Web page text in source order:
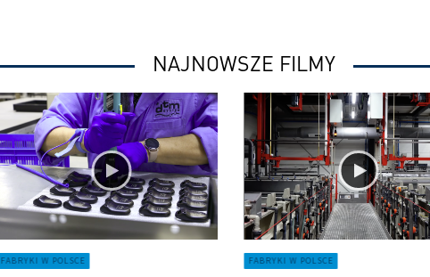
NAJNOWSZE FILMY
FABRYKI W POLSCE FABRYKI W POLSCE